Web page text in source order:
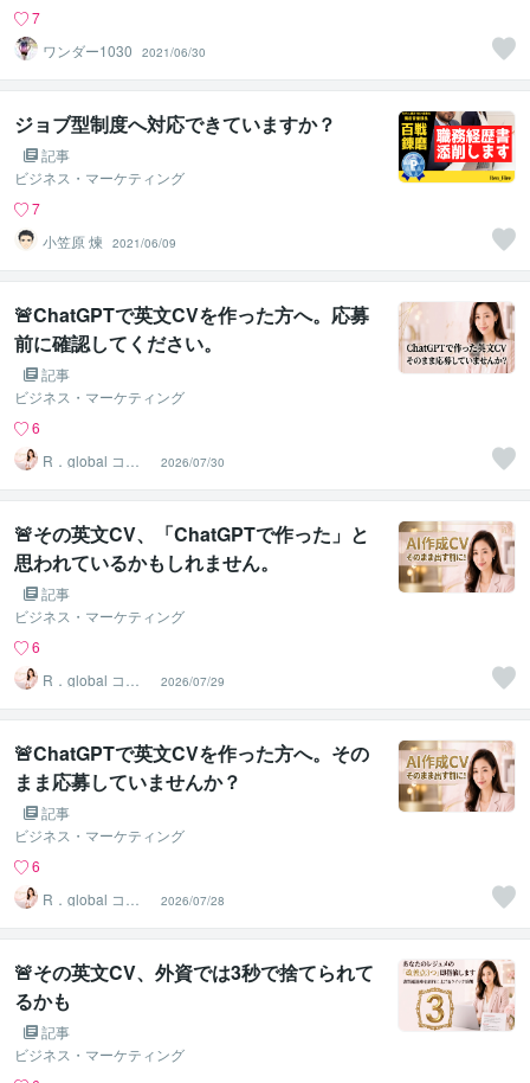
7
ワンダー1030
2021/06/30
ジョブ型制度へ対応できていますか？
記事
ビジネス・マーケティング
7
小笠原 煉
2021/06/09
🚨ChatGPTで英文CVを作った方へ。応募
前に確認してください。
記事
ビジネス・マーケティング
6
R．global コン
サルタントファ
ーム
2026/07/30
🚨その英文CV、「ChatGPTで作った」と
思われているかもしれません。
記事
ビジネス・マーケティング
6
R．global コン
サルタントファ
ーム
2026/07/29
🚨ChatGPTで英文CVを作った方へ。その
まま応募していませんか？
記事
ビジネス・マーケティング
6
R．global コン
サルタントファ
ーム
2026/07/28
🚨​その英文CV、外資では3秒で捨てられて
るかも
記事
ビジネス・マーケティング